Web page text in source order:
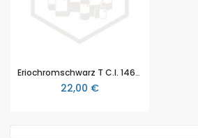
Eriochromschwarz T C.I. 14645, 25 g
22,00 €